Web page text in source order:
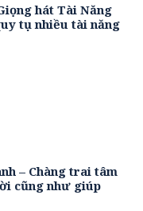
hát Tài Năng
tụ nhiều tài năng
– Chàng trai tâm
cũng như giúp